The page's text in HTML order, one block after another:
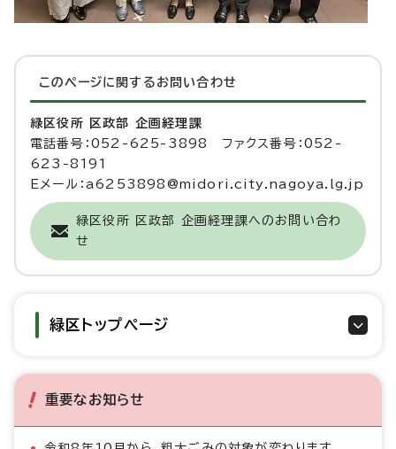
このページに関する お問い合わせ
緑区役所 区政部 企画経理課
電話番号：052-625-3898 ファクス番号：052-
623-8191
Eメール：a6253898@midori.city.nagoya.lg.jp
緑区役所 区政部 企画経理課へのお問い合わ
せ
緑区トップページ
重要なお知らせ